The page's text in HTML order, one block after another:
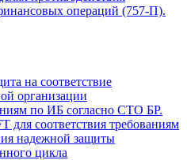
операций (757-П).
на соответствие
организации
по ИБ согласно СТО БР.
соответствия требованиям
надежной защиты
цикла